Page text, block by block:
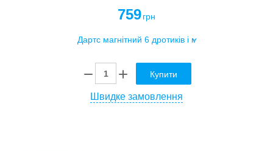
759 грн
Купити
Швидке замовлення